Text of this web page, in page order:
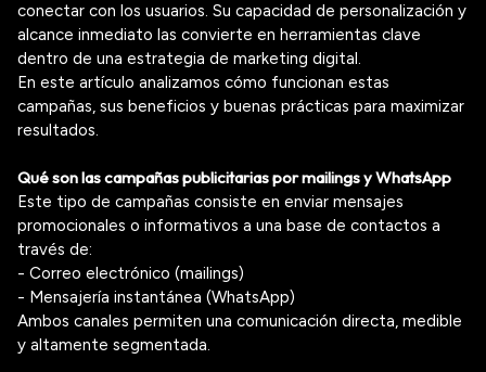
conectar con los usuarios. Su capacidad de personalización y
alcance inmediato las convierte en herramientas clave
dentro de una estrategia de marketing digital.
En este artículo analizamos cómo funcionan estas
campañas, sus beneficios y buenas prácticas para maximizar
resultados.
Qué son las campañas publicitarias por mailings y WhatsApp
Este tipo de campañas consiste en enviar mensajes
promocionales o informativos a una base de contactos a
través de:
- Correo electrónico (mailings)
- Mensajería instantánea (WhatsApp)
Ambos canales permiten una comunicación directa, medible
y altamente segmentada.